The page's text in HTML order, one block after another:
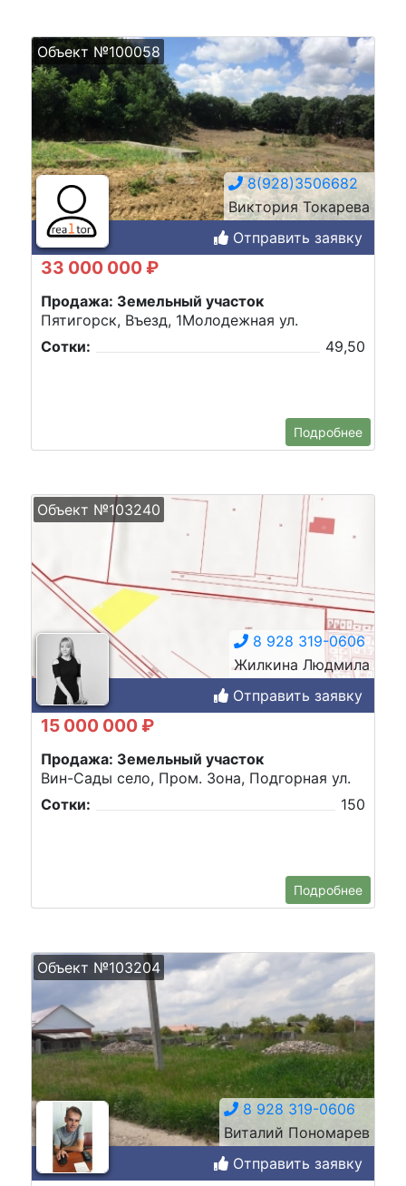
Объект №100058
8(928)3506682
Виктория Токарева
Отправить заявку
33 000 000 ₽
Продажа: Земельный участок
Пятигорск, Въезд, 1Молодежная ул.
Сотки:
49,50
Подробнее
Объект №103240
8 928 319-0606
Жилкина Людмила
Отправить заявку
15 000 000 ₽
Продажа: Земельный участок
Вин-Сады село, Пром. Зона, Подгорная ул.
Сотки:
150
Подробнее
Объект №103204
8 928 319-0606
Виталий Пономарев
Отправить заявку